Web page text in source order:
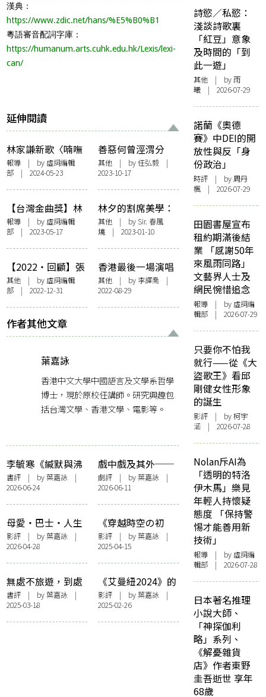
漢典：
https://www.zdic.net/hans/%E5%B0%B1
粵語審音配詞字庫：
https://humanum.arts.cuhk.edu.hk/Lexis/lexi-
can/
延伸閱讀
林家謙新歌〈喃嘸
師感官漫遊〉 化批
評為靈感 喃嘸腔配
電音自嘲 「用感官
體驗世界，以美感
把握當下」
報導 | by 虛詞編輯
部 | 2024-05-23
善惡何曾涇渭分
明？——聽林家謙
〈怪我只敢做好
人〉
其他| by 任弘毅 |
2023-10-17
【台灣金曲獎】林
夕周耀輝獲提名
「最佳作詞人獎」
首見以廣東歌入圍
報導 | by 虛詞編輯
部 | 2023-05-17
林夕的割席美學：
《某種老朋友》詞
評
其他| by Sir. 春風
燒 | 2023-01-10
【2022・回顧】張
婉雯、姚慶萬、阿
果——給2023的十
首歌
其他 | by 虛詞編輯
部 | 2022-12-31
香港最後一場演唱
會：記「林家謙
Summer Blues 演
唱會」
其他| by 李譯喬 |
2022-08-29
作者其他文章
葉嘉詠
香港中文大學中國語言及文學系哲學
博士，現於原校任講師。研究興趣包
括台灣文學、香港文學、電影等。
李毓寒《緘默與沸
騰》的自然書寫
書評 | by葉嘉詠 |
2026-06-24
戲中戲及其外──
評新域劇團《小城
之春》
劇評| by葉嘉詠|
2026-06-11
母愛‧巴士‧人生
終點──評《我們
不是什麼》
影評 | by葉嘉詠 |
2026-04-28
《穿越時空の初
吻》穿越橋段之必
要
影評| by葉嘉詠|
2025-04-15
無處不旅遊，到處
有讀者——談淮遠
的《懶鬼出門》
書評 | by葉嘉詠 |
2025-03-18
《艾曼紐2024》的
香港故事
影評| by葉嘉詠|
2025-02-26
詩慾／私慾：
淺談詩歌裏
「紅豆」意象
及時間的「到
此一遊」
其他 | by 雨
曦 | 2026-07-29
諾蘭《奧德
賽》中DEI的開
放性與反「身
份政治」
時評 | by周丹
楓 | 2026-07-29
田園書屋宣布
租約期滿後結
業 「感謝50年
來風雨同路」
文藝界人士及
網民惋惜追念
報導 | by 虛詞編
輯部 | 2026-07-29
只要你不怕我
就行——從《大
盜歌王》看邱
剛健女性形象
的誕生
影評 | by 柯宇
涵 | 2026-07-28
Nolan斥AI為
「透明的特洛
伊木馬」樂見
年輕人持懷疑
態度 「保持警
惕才能善用新
技術」
報導 | by 虛詞編
輯部 | 2026-07-28
日本著名推理
小說大師、
「神探伽利
略」系列、
《解憂雜貨
店》作者東野
圭吾逝世 享年
68歲